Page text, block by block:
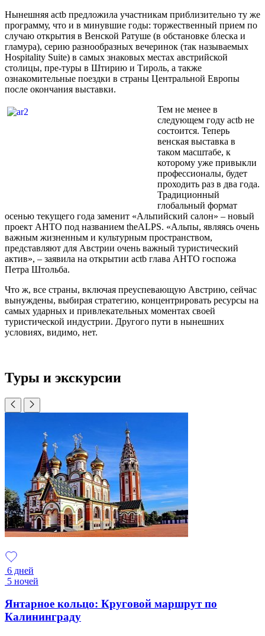
Нынешняя actb предложила участникам приблизительно ту же
программу, что и в минувшие годы: торжественный прием по
случаю открытия в Венской Ратуше (в обстановке блеска и
гламура), серию разнообразных вечеринок (так называемых
Hospitality Suite) в самых знаковых местах австрийской
столицы, пре-туры в Штирию и Тироль, а также
ознакомительные поездки в страны Центральной Европы
после окончания выставки.
Тем не менее в
следующем году actb не
состоится. Теперь
венская выставка в
таком масштабе, к
которому уже привыкли
профессионалы, будет
проходить раз в два года.
Традиционный
глобальный формат
осенью текущего года заменит «Альпийский салон» – новый
проект АНТО под названием theALPS. «Альпы, являясь очень
важным жизненным и культурным пространством,
представляют для Австрии очень важный туристический
актив», – заявила на открытии actb глава АНТО госпожа
Петра Штольба.
Что ж, все страны, включая преуспевающую Австрию, сейчас
вынуждены, выбирая стратегию, концентрировать ресурсы на
самых ударных и привлекательных моментах своей
туристической индустрии. Другого пути в нынешних
условиях, видимо, нет.
Туры и экскурсии
6 дней
5 ночей
Янтарное кольцо: Круговой маршрут по
Калининграду